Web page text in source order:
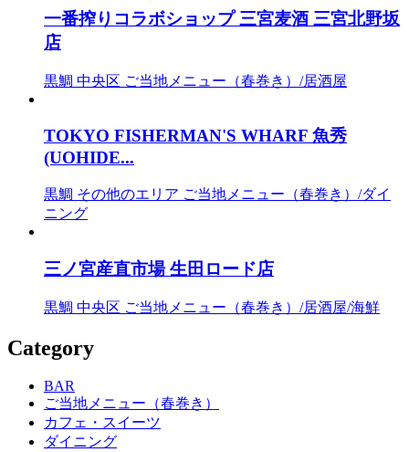
一番搾りコラボショップ 三宮麦酒 三宮北野坂
店
黒鯛 中央区 ご当地メニュー（春巻き）/居酒屋
TOKYO FISHERMAN'S WHARF 魚秀
(UOHIDE...
黒鯛 その他のエリア ご当地メニュー（春巻き）/ダイ
ニング
三ノ宮産直市場 生田ロード店
黒鯛 中央区 ご当地メニュー（春巻き）/居酒屋/海鮮
Category
BAR
ご当地メニュー（春巻き）
カフェ・スイーツ
ダイニング